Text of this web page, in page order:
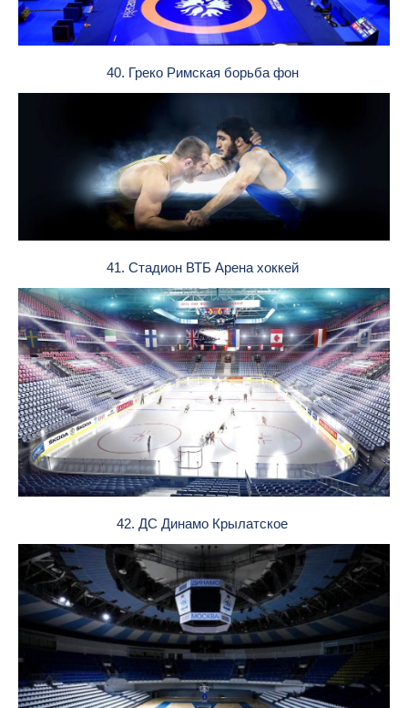
40. Греко Римская борьба фон
41. Стадион ВТБ Арена хоккей
42. ДС Динамо Крылатское